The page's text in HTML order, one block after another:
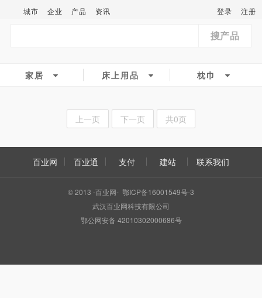
城市 企业 产品 资讯 登录 注册
搜产品
家居 床上用品 枕巾
上一页 下一页 共0页
百业网 百业通 支付 建站 联系我们
© 2013 -百业网- 鄂ICP备16001549号-3
武汉百业网科技有限公司
鄂公网安备 42010302000686号